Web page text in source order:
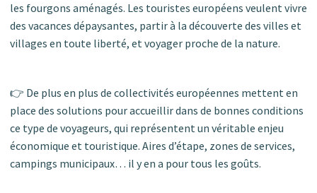
les fourgons aménagés. Les touristes européens veulent vivre
des vacances dépaysantes, partir à la découverte des villes et
villages en toute liberté, et voyager proche de la nature.
👉 De plus en plus de collectivités européennes mettent en
place des solutions pour accueillir dans de bonnes conditions
ce type de voyageurs, qui représentent un véritable enjeu
économique et touristique. Aires d’étape, zones de services,
campings municipaux… il y en a pour tous les goûts.